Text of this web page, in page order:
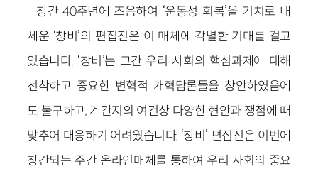
창간 40주년에 즈음하여 ‘운동성 회복’을 기치로 내
세운 ‘창비’의 편집진은 이 매체에 각별한 기대를 걸고
있습니다. ‘창비’는 그간 우리 사회의 핵심과제에 대해
천착하고 중요한 변혁적 개혁담론들을 창안하였음에
도 불구하고, 계간지의 여건상 다양한 현안과 쟁점에 때
맞추어 대응하기 어려웠습니다. ‘창비’ 편집진은 이번에
창간되는 주간 온라인매체를 통하여 우리 사회의 중요